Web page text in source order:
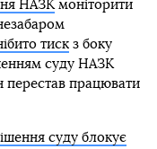
НАЗКмоніторити
тискз боку
суду НАЗК
перестав працювати
суду блокує